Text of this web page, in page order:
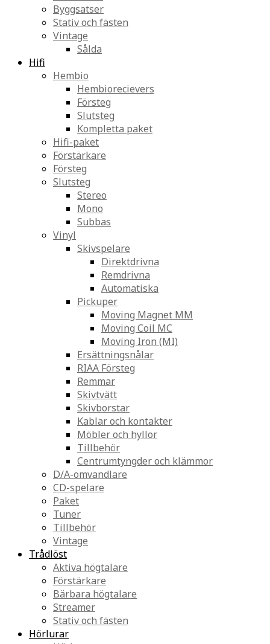
Byggsatser
Stativ och fästen
Vintage
Sålda
Hifi
Hembio
Hembiorecievers
Försteg
Slutsteg
Kompletta paket
Hifi-paket
Förstärkare
Försteg
Slutsteg
Stereo
Mono
Subbas
Vinyl
Skivspelare
Direktdrivna
Remdrivna
Automatiska
Pickuper
Moving Magnet MM
Moving Coil MC
Moving Iron (MI)
Ersättningsnålar
RIAA Försteg
Remmar
Skivtvätt
Skivborstar
Kablar och kontakter
Möbler och hyllor
Tillbehör
Centrumtyngder och klämmor
D/A-omvandlare
CD-spelare
Paket
Tuner
Tillbehör
Vintage
Trådlöst
Aktiva högtalare
Förstärkare
Bärbara högtalare
Streamer
Stativ och fästen
Hörlurar